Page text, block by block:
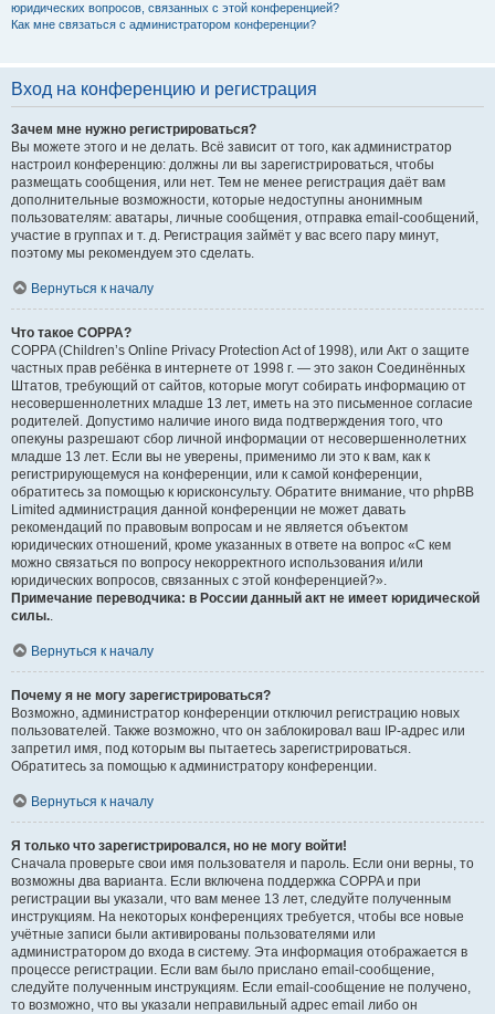
юридических вопросов, связанных с этой конференцией?
Как мне связаться с администратором конференции?
Вход на конференцию и регистрация
Зачем мне нужно регистрироваться?
Вы можете этого и не делать. Всё зависит от того, как администратор
настроил конференцию: должны ли вы зарегистрироваться, чтобы
размещать сообщения, или нет. Тем не менее регистрация даёт вам
дополнительные возможности, которые недоступны анонимным
пользователям: аватары, личные сообщения, отправка email-сообщений,
участие в группах и т. д. Регистрация займёт у вас всего пару минут,
поэтому мы рекомендуем это сделать.
Вернуться к началу
Что такое COPPA?
COPPA (Children’s Online Privacy Protection Act of 1998), или Акт о защите
частных прав ребёнка в интернете от 1998 г. — это закон Соединённых
Штатов, требующий от сайтов, которые могут собирать информацию от
несовершеннолетних младше 13 лет, иметь на это письменное согласие
родителей. Допустимо наличие иного вида подтверждения того, что
опекуны разрешают сбор личной информации от несовершеннолетних
младше 13 лет. Если вы не уверены, применимо ли это к вам, как к
регистрирующемуся на конференции, или к самой конференции,
обратитесь за помощью к юрисконсульту. Обратите внимание, что phpBB
Limited администрация данной конференции не может давать
рекомендаций по правовым вопросам и не является объектом
юридических отношений, кроме указанных в ответе на вопрос «С кем
можно связаться по вопросу некорректного использования и/или
юридических вопросов, связанных с этой конференцией?».
Примечание переводчика: в России данный акт не имеет юридической
силы..
Вернуться к началу
Почему я не могу зарегистрироваться?
Возможно, администратор конференции отключил регистрацию новых
пользователей. Также возможно, что он заблокировал ваш IP-адрес или
запретил имя, под которым вы пытаетесь зарегистрироваться.
Обратитесь за помощью к администратору конференции.
Вернуться к началу
Я только что зарегистрировался, но не могу войти!
Сначала проверьте свои имя пользователя и пароль. Если они верны, то
возможны два варианта. Если включена поддержка COPPA и при
регистрации вы указали, что вам менее 13 лет, следуйте полученным
инструкциям. На некоторых конференциях требуется, чтобы все новые
учётные записи были активированы пользователями или
администратором до входа в систему. Эта информация отображается в
процессе регистрации. Если вам было прислано email-сообщение,
следуйте полученным инструкциям. Если email-сообщение не получено,
то возможно, что вы указали неправильный адрес email либо он